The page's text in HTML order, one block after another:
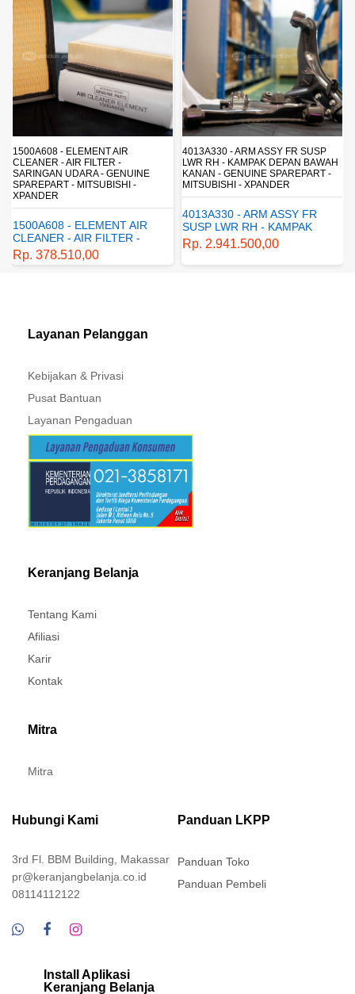
4013A330 - ARM ASSY FR SUSP
LWR RH - KAMPAK DEPAN BAWAH
KANAN - GENUINE SPAREPART -
MITSUBISHI - XPANDER
SUSP LWR RH - KAMPAK
DEPAN BAWAH KANAN -
GENUINE SPAREPART -
MITSUBISHI - XPANDER
Rp. 2.941.500,00
4162A413 - SHOCK ABSORBER RR
SUSP - SUSPENSI BELAKANG -
SHOCKBREAKER BELAKANG -
GENUINE SPAREPART -
MITSUBISHI - XPANDER
4162A413 - SHOCK
ABSORBER RR SUSP -
SUSPENSI BELAKANG -
SHOCKBREAKER BELAKANG
Rp. 1.198.800,00
Layanan Pelanggan
Kebijakan & Privasi
Pusat Bantuan
Layanan Pengaduan
Keranjang Belanja
Tentang Kami
Afiliasi
Karir
Kontak
Mitra
Mitra
Hubungi Kami
3rd Fl. BBM Building, Makassar
pr@keranjangbelanja.co.id
08114112122
Panduan LKPP
Panduan Toko
Panduan Pembeli
Install Aplikasi
Keranjang Belanja